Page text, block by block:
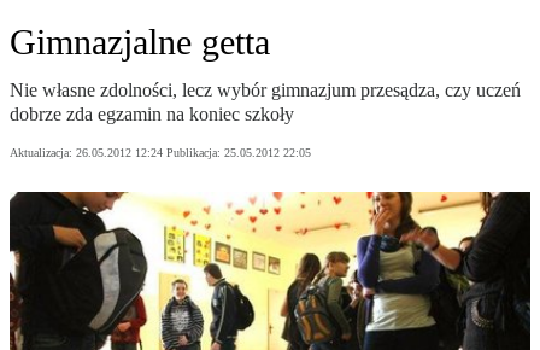
Gimnazjalne getta
Nie własne zdolności, lecz wybór gimnazjum przesądza, czy uczeń
dobrze zda egzamin na koniec szkoły
Aktualizacja: 26.05.2012 12:24 Publikacja: 25.05.2012 22:05